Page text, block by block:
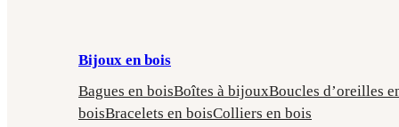
Bijoux en bois
Bagues en boisBoîtes à bijouxBoucles d’oreilles
boisBracelets en boisColliers en bois